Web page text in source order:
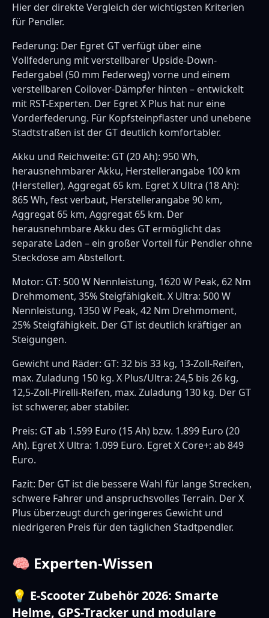
Hier der direkte Vergleich der wichtigsten Kriterien
für Pendler.
Federung: Der Egret GT verfügt über eine
Vollfederung mit verstellbarer Upside-Down-
Federgabel (50 mm Federweg) vorne und einem
verstellbaren Coilover-Dämpfer hinten – entwickelt
mit RST-Experten. Der Egret X Plus hat nur eine
Vorderfederung. Für Kopfsteinpflaster und unebene
Stadtstraßen ist der GT deutlich komfortabler.
Akku und Reichweite: GT (20 Ah): 950 Wh,
herausnehmbarer Akku, Herstellerangabe 100 km
(Hersteller), Aggregat 65 km. Egret X Ultra (18 Ah):
865 Wh, fest verbaut, Herstellerangabe 90 km,
Aggregat 65 km, Aggregat 65 km. Der
herausnehmbare Akku des GT ermöglicht das
separate Laden – ein großer Vorteil für Pendler ohne
Steckdose am Abstellort.
Motor: GT: 500 W Nennleistung, 1620 W Peak, 62 Nm
Drehmoment, 35% Steigfähigkeit. X Ultra: 500 W
Nennleistung, 1350 W Peak, 42 Nm Drehmoment,
25% Steigfähigkeit. Der GT ist deutlich kräftiger an
Steigungen.
Gewicht und Räder: GT: 32 bis 33 kg, 13-Zoll-Reifen,
max. Zuladung 150 kg. X Plus/Ultra: 24,5 bis 26 kg,
12,5-Zoll-Pirelli-Reifen, max. Zuladung 130 kg. Der GT
ist schwerer, aber stabiler.
Preis: GT ab 1.599 Euro (15 Ah) bzw. 1.899 Euro (20
Ah). Egret X Ultra: 1.099 Euro. Egret X Core+: ab 849
Euro.
Fazit: Der GT ist die bessere Wahl für lange Strecken,
schwere Fahrer und anspruchsvolles Terrain. Der X
Plus überzeugt durch geringeres Gewicht und
niedrigeren Preis für den täglichen Stadtpendler.
🧠 Experten-Wissen
💡 E-Scooter Zubehör 2026: Smarte
Helme, GPS-Tracker und modulare